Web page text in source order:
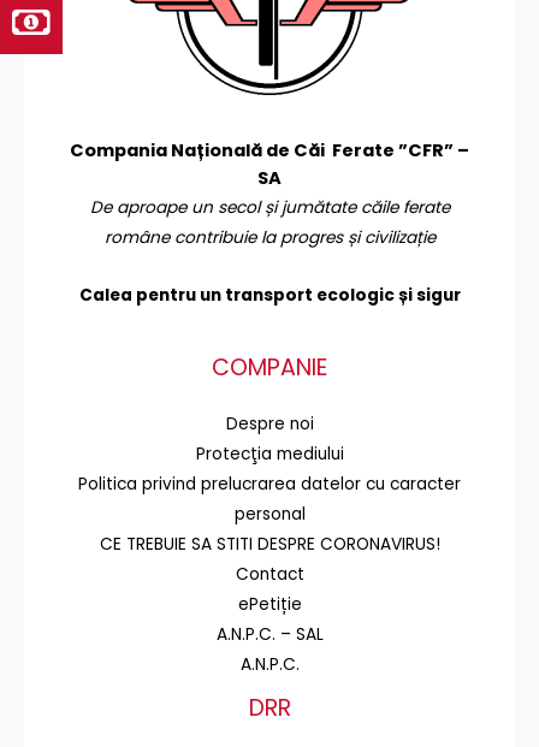
Compania Națională de Căi Ferate ”CFR” –
SA
De aproape un secol și jumătate căile ferate
române contribuie la progres și civilizație
Calea pentru un transport ecologic și sigur
COMPANIE
Despre noi
Protecţia mediului
Politica privind prelucrarea datelor cu caracter
personal
CE TREBUIE SA STITI DESPRE CORONAVIRUS!
Contact
ePetiție
A.N.P.C. – SAL
A.N.P.C.
DRR